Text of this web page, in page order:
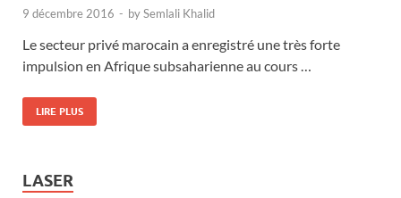
9 décembre 2016 - bySemlali Khalid
Le secteur privé marocain a enregistré une très forte
impulsion en Afrique subsaharienne au cours …
LIRE PLUS
LASER